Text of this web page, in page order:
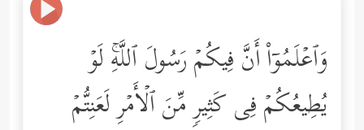
وَٱعۡلَمُوۤاْ أَنَّ فِیكُمۡ رَسُولَ ٱللَّهِۚ لَوۡ
یُطِیعُكُمۡ فِی كَثِیرࣲ مِّنَ ٱلۡأَمۡرِ لَعَنِتُّمۡ